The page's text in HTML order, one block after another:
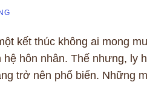
kết thúc không ai mong
hệ hôn nhân. Thế nhưng, ly
trở nên phổ biến. Những